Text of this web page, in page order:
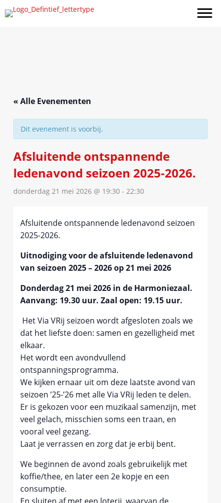
naar
« Alle Evenementen
Dit evenement is voorbij.
Afsluitende ontspannende
ledenavond seizoen 2025-2026.
donderdag 21 mei 2026 @ 19:30 -22:30
Afsluitende ontspannende ledenavond seizoen
2025-2026.
Uitnodiging voor de afsluitende ledenavond
van seizoen 2025 – 2026 op 21 mei 2026
Donderdag 21 mei 2026 in de Harmoniezaal.
Aanvang: 19.30 uur. Zaal open: 19.15 uur.
Het Via VRij seizoen wordt afgesloten zoals we
dat het liefste doen: samen en gezelligheid met
elkaar.
Het wordt een avondvullend
ontspanningsprogramma.
We kijken ernaar uit om deze laatste avond van
seizoen ’25-’26 met alle Via VRij leden te delen.
Er is gekozen voor een muzikaal samenzijn, met
veel gelach, misschien soms een traan, en
vooral veel gezang.
Laat je verrassen en zorg dat je erbij bent.
We beginnen de avond zoals gebruikelijk met
koffie/thee, en later een 2e kopje en een
consumptie.
En sluiten af met een loterij, waarvan de